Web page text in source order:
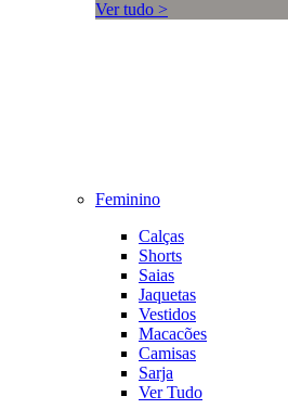
Ver tudo >
Feminino
Calças
Shorts
Saias
Jaquetas
Vestidos
Macacões
Camisas
Sarja
Ver Tudo